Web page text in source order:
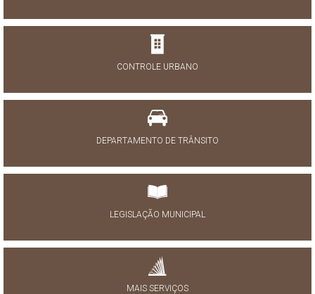
CONTROLE URBANO
DEPARTAMENTO DE TRÂNSITO
LEGISLAÇÃO MUNICIPAL
MAIS SERVIÇOS